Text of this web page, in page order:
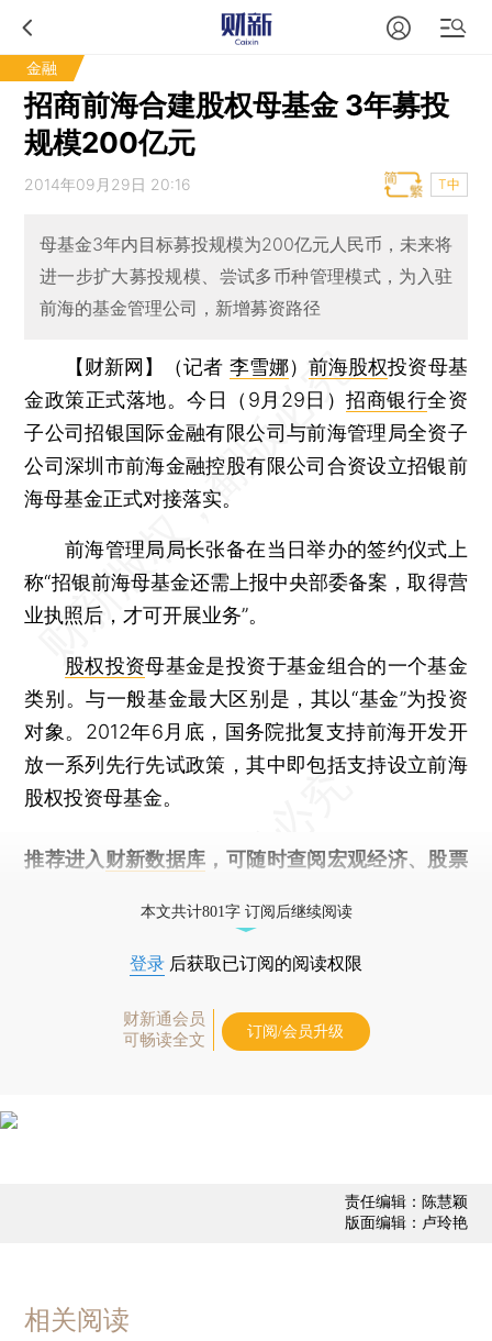
金融
招商前海合建股权母基金 3年募投
规模200亿元
2014年09月29日 20:16 T中
母基金3年内目标募投规模为200亿元人民币，未来将
进一步扩大募投规模、尝试多币种管理模式，为入驻
前海的基金管理公司，新增募资路径
【财新网】（记者 李雪娜） 前海股权投资母基
金政策正式落地。今日（9月29日）招商银行全资
子公司招银国际金融有限公司与前海管理局全资子
公司深圳市前海金融控股有限公司合资设立招银前
海母基金正式对接落实。
前海管理局局长张备在当日举办的签约仪式上
称“招银前海母基金还需上报中央部委备案，取得营
业执照后，才可开展业务”。
股权投资母基金是投资于基金组合的一个基金
类别。与一般基金最大区别是，其以“基金”为投资
对象。2012年6月底，国务院批复支持前海开发开
放一系列先行先试政策，其中即包括支持设立前海
股权投资母基金。
推荐进入 财新数据库 ，可随时查阅宏观经济、股票
本文共计801字 订阅后继续阅读
登录 后获取已订阅的阅读权限
财新通会员
可畅读全文
订阅/会员升级
责任编辑：陈慧颖
版面编辑：卢玲艳
相关阅读